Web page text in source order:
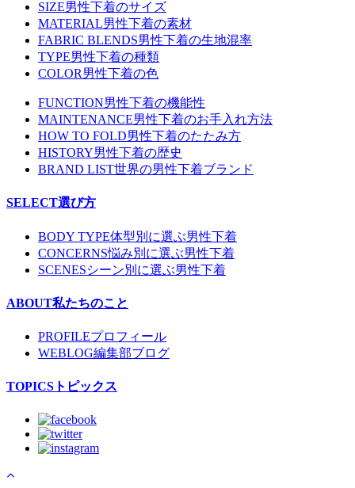
SIZE男性下着のサイズ
MATERIAL男性下着の素材
FABRIC BLENDS男性下着の生地混率
TYPE男性下着の種類
COLOR男性下着の色
FUNCTION男性下着の機能性
MAINTENANCE男性下着のお手入れ方法
HOW TO FOLD男性下着のたたみ方
HISTORY男性下着の歴史
BRAND LIST世界の男性下着ブランド
SELECT選び方
BODY TYPE体型別に選ぶ男性下着
CONCERNS悩み別に選ぶ男性下着
SCENESシーン別に選ぶ男性下着
ABOUT私たちのこと
PROFILEプロフィール
WEBLOG編集部ブログ
TOPICS トピックス